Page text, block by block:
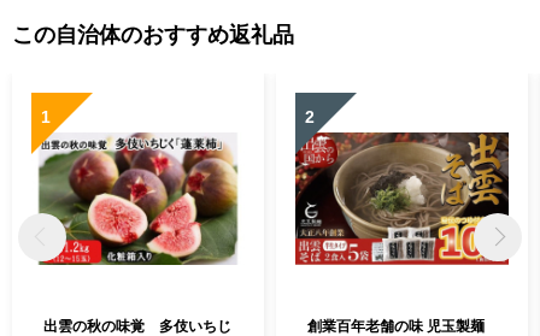
この自治体のおすすめ返礼品
1
出雲の秋の味覚 多伎いちじ
2
創業百年老舗の味 児玉製麺